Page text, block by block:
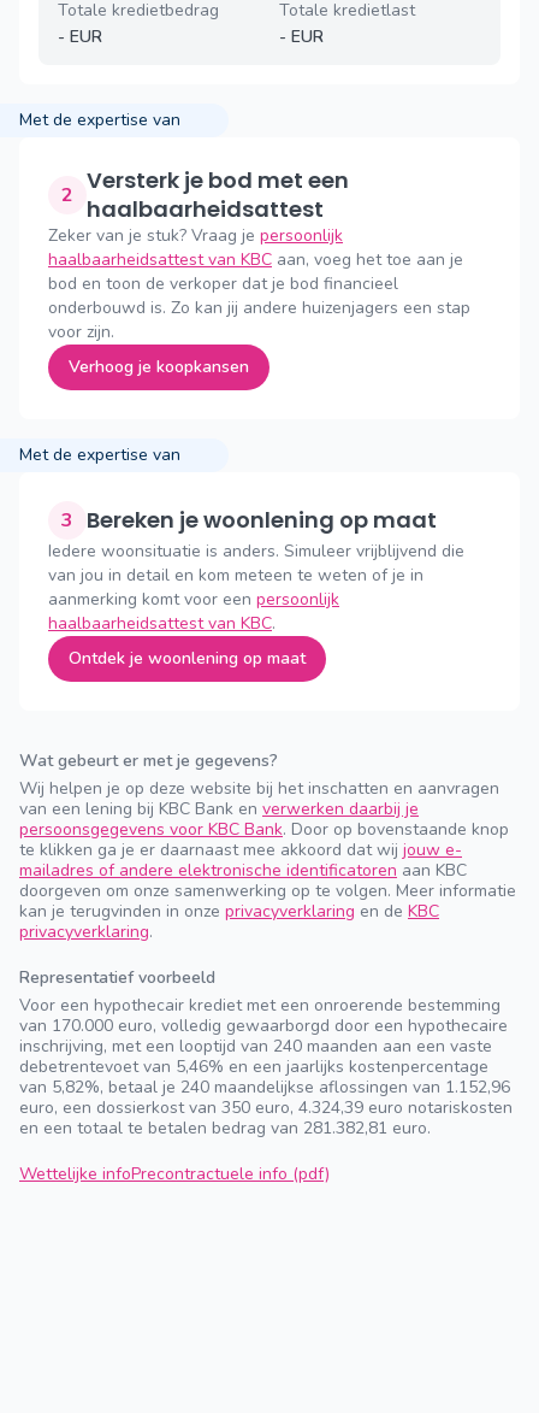
Totale kredietbedrag
- EUR
Totale kredietlast
- EUR
Met de expertise van
2 Versterk je bod met een
haalbaarheidsattest
Zeker van je stuk? Vraag je persoonlijk
haalbaarheidsattest van KBC aan, voeg het toe aan je
bod en toon de verkoper dat je bod financieel
onderbouwd is. Zo kan jij andere huizenjagers een stap
voor zijn.
Verhoog je koopkansen
Met de expertise van
3 Bereken je woonlening op maat
Iedere woonsituatie is anders. Simuleer vrijblijvend die
van jou in detail en kom meteen te weten of je in
aanmerking komt voor een persoonlijk
haalbaarheidsattest van KBC.
Ontdek je woonlening op maat
Wat gebeurt er met je gegevens?
Wij helpen je op deze website bij het inschatten en aanvragen
van een lening bij KBC Bank en verwerken daarbij je
persoonsgegevens voor KBC Bank. Door op bovenstaande knop
te klikken ga je er daarnaast mee akkoord dat wij jouw e-
mailadres of andere elektronische identificatoren aan KBC
doorgeven om onze samenwerking op te volgen. Meer informatie
kan je terugvinden in onze privacyverklaring en de KBC
privacyverklaring.
Representatief voorbeeld
Voor een hypothecair krediet met een onroerende bestemming
van 170.000 euro, volledig gewaarborgd door een hypothecaire
inschrijving, met een looptijd van 240 maanden aan een vaste
debetrentevoet van 5,46% en een jaarlijks kostenpercentage
van 5,82%, betaal je 240 maandelijkse aflossingen van 1.152,96
euro, een dossierkost van 350 euro, 4.324,39 euro notariskosten
en een totaal te betalen bedrag van 281.382,81 euro.
Wettelijke infoPrecontractuele info (pdf)